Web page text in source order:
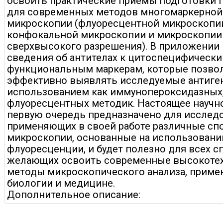
для современных методов многомаркерной
микроскопии (флуоресцентной
конфокальной микроскопии и микроскопии
сверхвысокого разрешения). В приложении
сведения об антителах к
функциональным маркерам, которые
эффективно выявлять исследуемые
использованием как
флуоресцентных методик. Настоящее
первую очередь предназначено для
применяющих в своей работе различные
микроскопии, основанные на
флуоресценции, и будет полезно для всех
желающих освоить современные
методы микроскопического анализа,
биологии и медицине.
Дополнительное описание: